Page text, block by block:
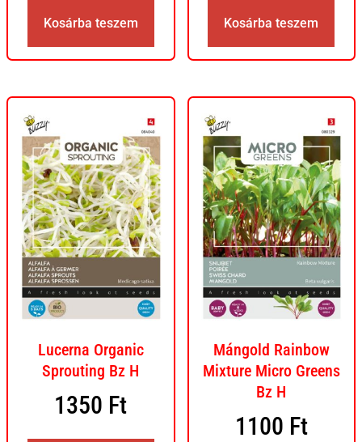
Kosárba teszem Kosárba teszem
Lucerna Organic
Sprouting Bz H
1350 Ft
Mángold Rainbow
Mixture Micro Greens
Bz H
1100 Ft